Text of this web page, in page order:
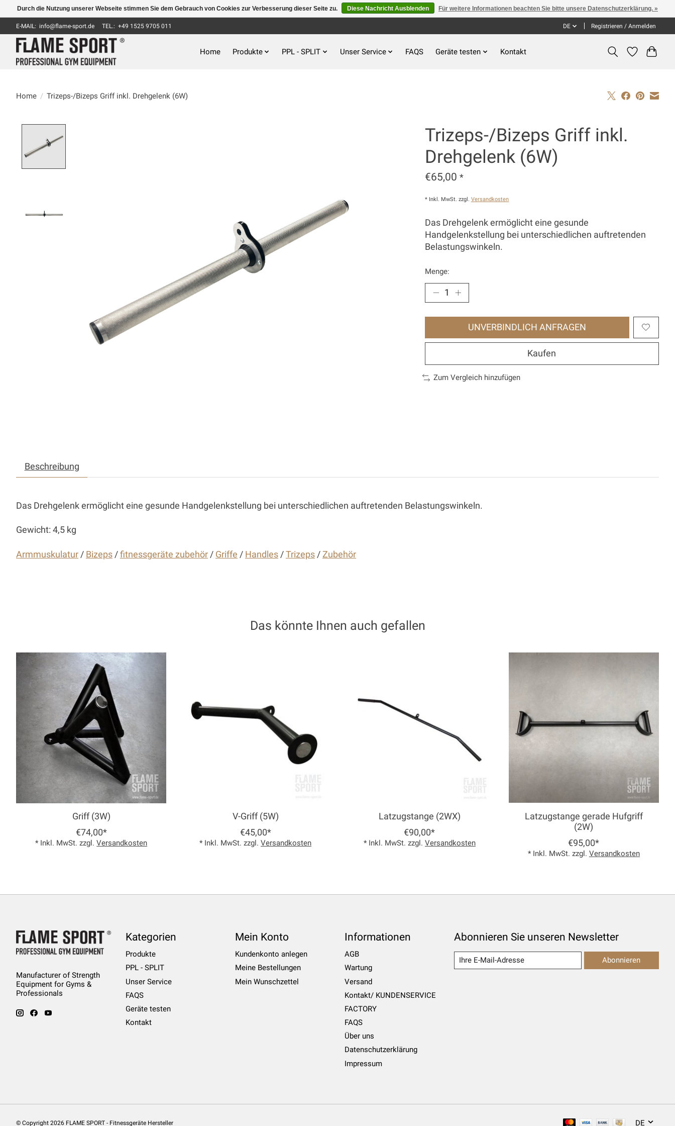
E-MAIL: info@flame-sport.de TEL.: +49 1525 9705 011 DE Registrieren / Anmelden
Home Produkte PPL - SPLIT Unser Service FAQS Geräte testen Kontakt
Home / Trizeps-/Bizeps Griff inkl. Drehgelenk (6W)
Trizeps-/Bizeps Griff inkl.
Drehgelenk (6W)
€65,00 *
* Inkl. MwSt. zzgl. Versandkosten
Das Drehgelenk ermöglicht eine gesunde
Handgelenkstellung bei unterschiedlichen auftretenden
Belastungswinkeln.
Menge:
UNVERBINDLICH ANFRAGEN
Kaufen
Zum Vergleich hinzufügen
Beschreibung
Das Drehgelenk ermöglicht eine gesunde Handgelenkstellung bei unterschiedlichen auftretenden Belastungswinkeln.
Gewicht: 4,5 kg
Armmuskulatur / Bizeps / fitnessgeräte zubehör / Griffe / Handles / Trizeps / Zubehör
Das könnte Ihnen auch gefallen
Produkt-Karussell-Artikel
Griff (3W)
€74,00*
* Inkl. MwSt. zzgl.Versandkosten
V-Griff (5W)
€45,00*
* Inkl. MwSt. zzgl.Versandkosten
Latzugstange (2WX)
€90,00*
* Inkl. MwSt. zzgl. Versandkosten
Latzugstange gerade Hufgriff
(2W)
€95,00*
* Inkl. MwSt. zzgl. Versandkosten
Manufacturer of Strength
Equipment for Gyms &
Professionals
Kategorien
Produkte
PPL - SPLIT
Unser Service
FAQS
Geräte testen
Kontakt
Mein Konto
Kundenkonto anlegen
Meine Bestellungen
Mein Wunschzettel
Informationen
AGB
Wartung
Versand
Kontakt/ KUNDENSERVICE
FACTORY
FAQS
Über uns
Datenschutzerklärung
Impressum
Abonnieren Sie unseren Newsletter
Abonnieren
© Copyright 2026 FLAME SPORT - Fitnessgeräte Hersteller DE
Durch die Nutzung unserer Webseite stimmen Sie dem Gebrauch von Cookies zur Verbesserung dieser Seite zu. Diese Nachricht Ausblenden Für weitere Informationen beachten Sie bitte unsere Datenschutzerklärung. »